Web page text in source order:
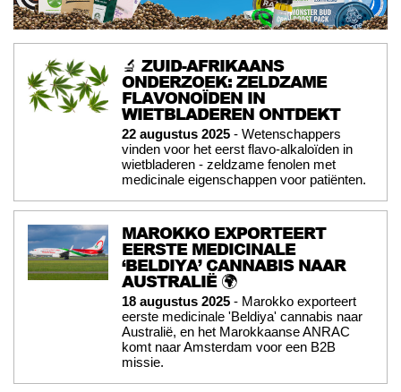
🔬 ZUID-AFRIKAANS
ONDERZOEK: ZELDZAME
FLAVONOÏDEN IN
WIETBLADEREN ONTDEKT
22 augustus 2025 - Wetenschappers
vinden voor het eerst flavo-alkaloïden in
wietbladeren - zeldzame fenolen met
medicinale eigenschappen voor patiënten.
MAROKKO EXPORTEERT
EERSTE MEDICINALE
‘BELDIYA’ CANNABIS NAAR
AUSTRALIË 🌍
18 augustus 2025 - Marokko exporteert
eerste medicinale 'Beldiya' cannabis naar
Australië, en het Marokkaanse ANRAC
komt naar Amsterdam voor een B2B
missie.